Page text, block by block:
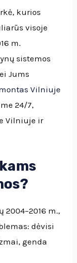
kurios
visoje
m.
sistemos
Jums
Vilniuje
24/7,
Vilniuje ir
2004–2016 m.,
dėvisi
genda